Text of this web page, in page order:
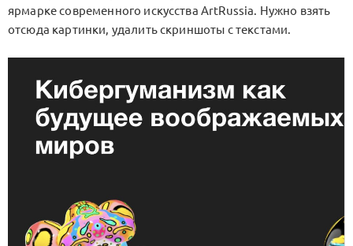
ярмарке современного искусства ArtRussia. Нужно взять
отсюда картинки, удалить скриншоты с текстами.